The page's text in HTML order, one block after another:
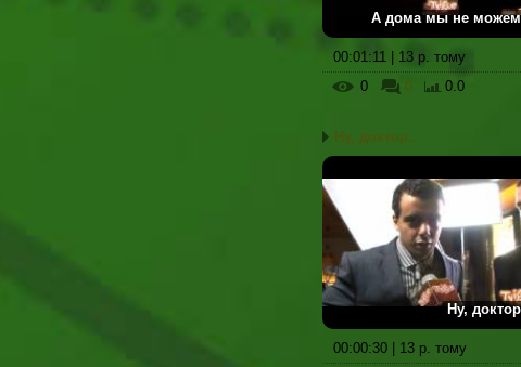
А дома мы не
00:01:11 | 13 р. тому
0
0 0.0
Ну, доктор...
Ну,
00:00:30 | 13 р. тому